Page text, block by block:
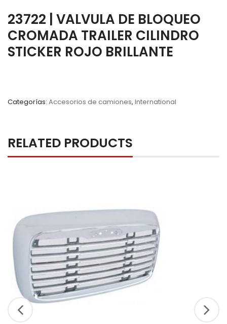
23722 | VALVULA DE BLOQUEO
CROMADA TRAILER CILINDRO
STICKER ROJO BRILLANTE
Categorías: Accesorios de camiones, International
RELATED PRODUCTS